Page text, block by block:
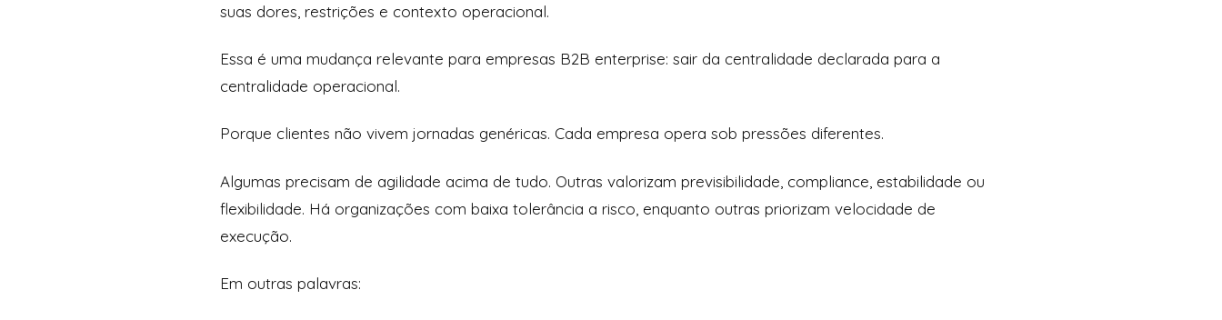
suas dores, restrições e contexto operacional.
Essa é uma mudança relevante para empresas B2B enterprise: sair da centralidade declarada para a
centralidade operacional.
Porque clientes não vivem jornadas genéricas. Cada empresa opera sob pressões diferentes.
Algumas precisam de agilidade acima de tudo. Outras valorizam previsibilidade, compliance, estabilidade ou
flexibilidade. Há organizações com baixa tolerância a risco, enquanto outras priorizam velocidade de
execução.
Em outras palavras: